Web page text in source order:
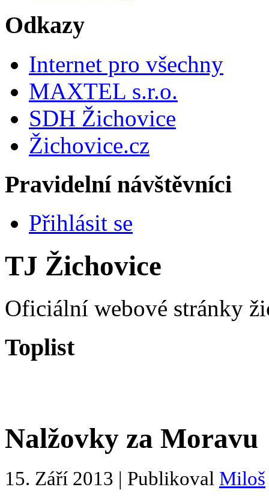
Odkazy
Internet pro všechny
MAXTEL s.r.o.
SDH Žichovice
Žichovice.cz
Pravidelní návštěvníci
Přihlásit se
TJ Žichovice
Oficiální webové stránky
Toplist
Nalžovky za Moravu
15. Září 2013 | Publikoval Miloš